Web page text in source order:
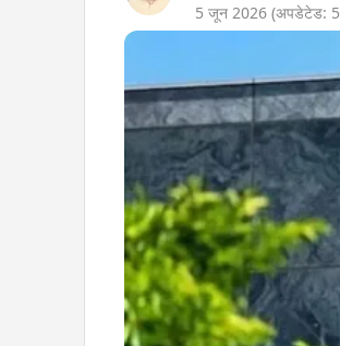
5 जून 2026 (अपडेटेड: